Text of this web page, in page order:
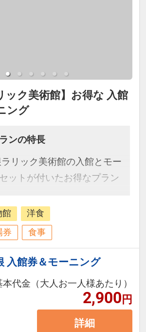
ック美術館】お得な 入館
ング
ンの特長
ラリック美術館の入館とモー
ットが付いたお得なプラン
館
洋食
券
食事
入館券＆モーニング
本代金（大人お一人様あたり）
2,900円
詳細